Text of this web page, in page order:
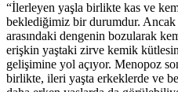
“İlerleyen yaşla birlikte kas ve
beklediğimiz bir durumdur. Ancak
arasındaki dengenin bozularak
erişkin yaştaki zirve kemik
gelişimine yol açıyor. Menopoz
birlikte, ileri yaşta erkeklerde ve